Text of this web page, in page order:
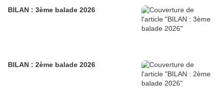
BILAN : 3ème balade 2026
BILAN : 2ème balade 2026